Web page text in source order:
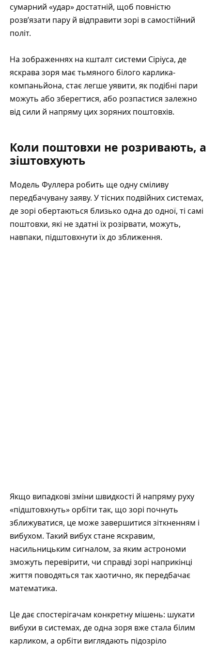
сумарний «удар» достатній, щоб повністю
розв’язати пару й відправити зорі в самостійний
політ.
На зображеннях на кшталт системи Сіріуса, де
яскрава зоря має тьмяного білого карлика-
компаньйона, стає легше уявити, як подібні пари
можуть або зберегтися, або розпастися залежно
від сили й напряму цих зоряних поштовхів.
Коли поштовхи не розривають, а
зіштовхують
Модель Фуллера робить ще одну сміливу
передбачувану заяву. У тісних подвійних системах,
де зорі обертаються близько одна до одної, ті самі
поштовхи, які не здатні їх розірвати, можуть,
навпаки, підштовхнути їх до зближення.
Якщо випадкові зміни швидкості й напряму руху
«підштовхнуть» орбіти так, що зорі почнуть
зближуватися, це може завершитися зіткненням і
вибухом. Такий вибух стане яскравим,
насильницьким сигналом, за яким астрономи
зможуть перевірити, чи справді зорі наприкінці
життя поводяться так хаотично, як передбачає
математика.
Це дає спостерігачам конкретну мішень: шукати
вибухи в системах, де одна зоря вже стала білим
карликом, а орбіти виглядають підозріло